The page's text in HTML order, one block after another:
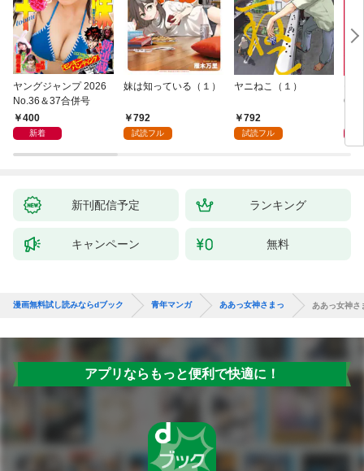
ヤングジャンプ 2026
No.36＆37合併号
400
新着
妹は知っている（１）
792
試読フル
ヤニねこ（１）
792
試読フル
6・
新刊配信予定 ランキング
キャンペーン 無料
漫画無料試し読みならdブック 青年マンガ ああっ女神さまっ ああっ女神さ
アプリならもっと便利で快適に！